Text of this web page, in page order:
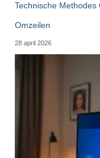
Technische Methodes
Omzeilen
28 april 2026